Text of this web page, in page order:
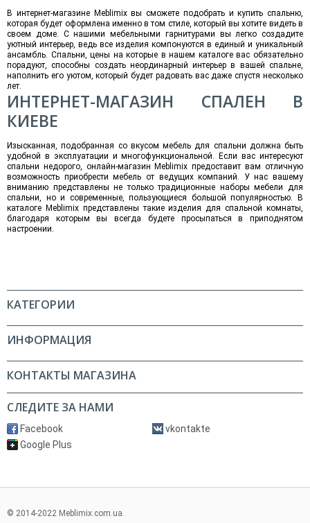
В интернет-магазине Meblimix вы сможете подобрать и купить спальню,
которая будет оформлена именно в том стиле, который вы хотите видеть в
своем доме. С нашими мебельными гарнитурами вы легко создадите
уютный интерьер, ведь все изделия компонуются в единый и уникальный
ансамбль. Спальни, цены на которые в нашем каталоге вас обязательно
порадуют, способны создать неординарный интерьер в вашей спальне,
наполнить его уютом, который будет радовать вас даже спустя несколько
лет.
ИНТЕРНЕТ-МАГАЗИН СПАЛЕН В
КИЕВЕ
Изысканная, подобранная со вкусом мебель для спальни должна быть
удобной в эксплуатации и многофункциональной. Если вас интересуют
спальни недорого, онлайн-магазин Meblimix предоставит вам отличную
возможность приобрести мебель от ведущих компаний. У нас вашему
вниманию представлены не только традиционные наборы мебели для
спальни, но и современные, пользующиеся большой популярностью. В
каталоге Meblimix представлены такие изделия для спальной комнаты,
благодаря которым вы всегда будете просыпаться в приподнятом
настроении.
КАТЕГОРИИ
ИНФОРМАЦИЯ
КОНТАКТЫ МАГАЗИНА
СЛЕДИТЕ ЗА НАМИ
Facebook
vkontakte
Google Plus
© 2014-2022 Meblimix.com.ua.